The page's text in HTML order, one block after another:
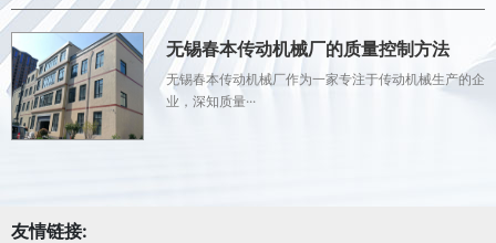
无锡春本传动机械厂的质量控制方法
无锡春本传动机械厂作为一家专注于传动机械生产的企
业，深知质量···
友情链接: